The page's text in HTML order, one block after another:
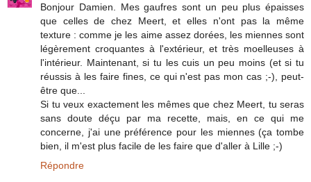
Bonjour Damien. Mes gaufres sont un peu plus épaisses
que celles de chez Meert, et elles n'ont pas la même
texture : comme je les aime assez dorées, les miennes sont
légèrement croquantes à l'extérieur, et très moelleuses à
l'intérieur. Maintenant, si tu les cuis un peu moins (et si tu
réussis à les faire fines, ce qui n'est pas mon cas ;-), peut-
être que...
Si tu veux exactement les mêmes que chez Meert, tu seras
sans doute déçu par ma recette, mais, en ce qui me
concerne, j'ai une préférence pour les miennes (ça tombe
bien, il m'est plus facile de les faire que d'aller à Lille ;-)
Répondre